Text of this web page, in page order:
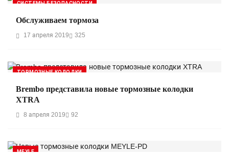
СИСТЕМЫ БЕЗОПАСНОСТИ
Обслуживаем тормоза
17 апреля 2019 325
ТОРМОЗНЫЕ КОЛОДКИ
Brembo представила новые тормозные колодки
XTRA
8 апреля 2019 92
MEYLE